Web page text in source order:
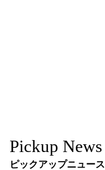
Pickup News
ピックアップニュース